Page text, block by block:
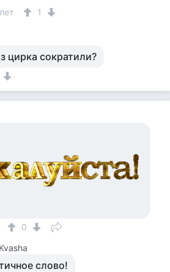
1
цирка сократили?
0
слово!